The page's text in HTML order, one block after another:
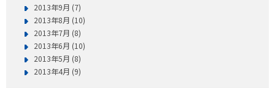
2013年9月 (7)
2013年8月 (10)
2013年7月 (8)
2013年6月 (10)
2013年5月 (8)
2013年4月 (9)